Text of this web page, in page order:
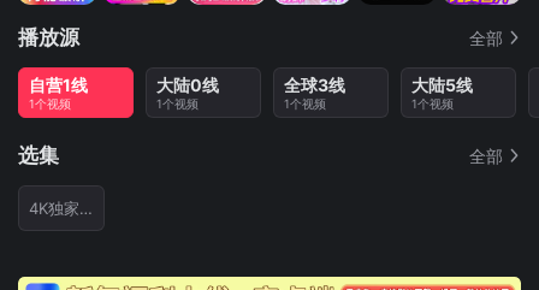
播放源 全部
自营1线
1个视频
大陆0线
1个视频
全球3线
1个视频
大陆5线
1个视频
选集 全部
4K独家首发